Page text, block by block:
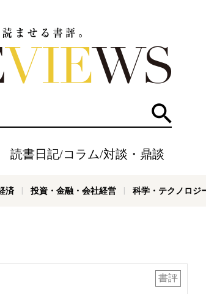
検索
読書日記/コラム/対談・鼎談
済 投資・金融・会社経営 科学・テクノロジ
書評